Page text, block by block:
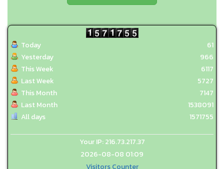
Today
Yesterday
This Week
Last Week
This Month
Last Month
All days
61
966
6117
5727
7147
1538091
1571755
Your IP: 216.73.217.37
2026-08-08 01:09
Visitors Counter